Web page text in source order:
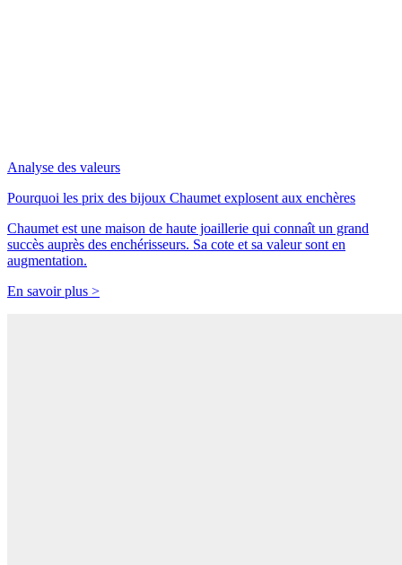
Analyse des valeurs
Pourquoi les prix des bijoux Chaumet explosent aux enchères
Chaumet est une maison de haute joaillerie qui connaît un grand
succès auprès des enchérisseurs. Sa cote et sa valeur sont en
augmentation.
En savoir plus >